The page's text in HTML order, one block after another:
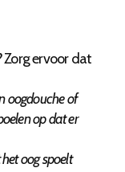
Zorg ervoor dat
oogdouche of
op dat er
oog spoelt